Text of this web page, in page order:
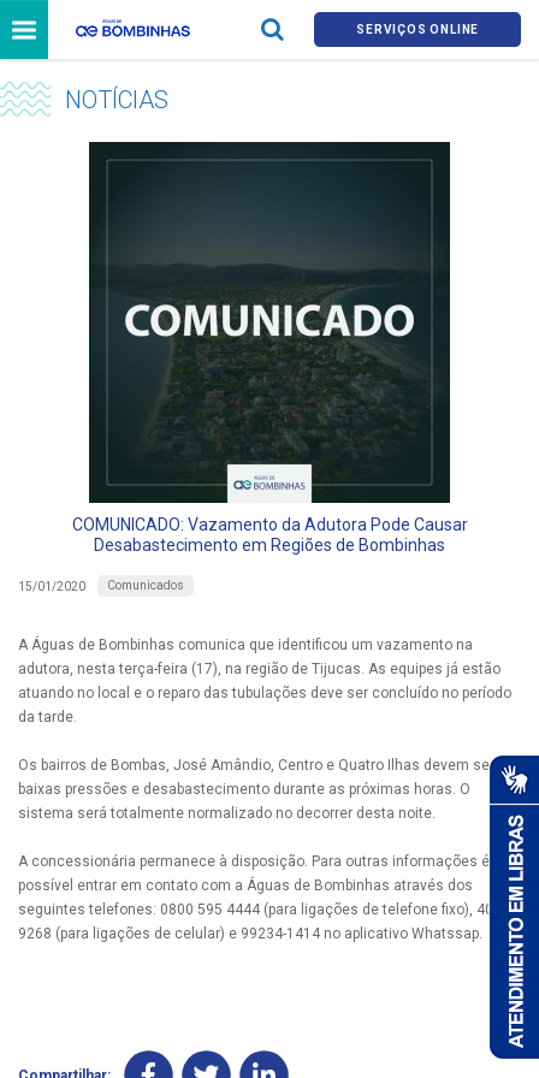
SERVIÇOS ONLINE
NOTÍCIAS
COMUNICADO: Vazamento da Adutora Pode Causar
Desabastecimento em Regiões de Bombinhas
15/01/2020 Comunicados
A Águas de Bombinhas comunica que identificou um vazamento na
adutora, nesta terça-feira (17), na região de Tijucas. As equipes já estão
atuando no local e o reparo das tubulações deve ser concluído no período
da tarde.
Os bairros de Bombas, José Amândio, Centro e Quatro Ilhas devem sentir
baixas pressões e desabastecimento durante as próximas horas. O
sistema será totalmente normalizado no decorrer desta noite.
A concessionária permanece à disposição. Para outras informações é
possível entrar em contato com a Águas de Bombinhas através dos
seguintes telefones: 0800 595 4444 (para ligações de telefone fixo), 4063-
9268 (para ligações de celular) e 99234-1414 no aplicativo Whatssap.